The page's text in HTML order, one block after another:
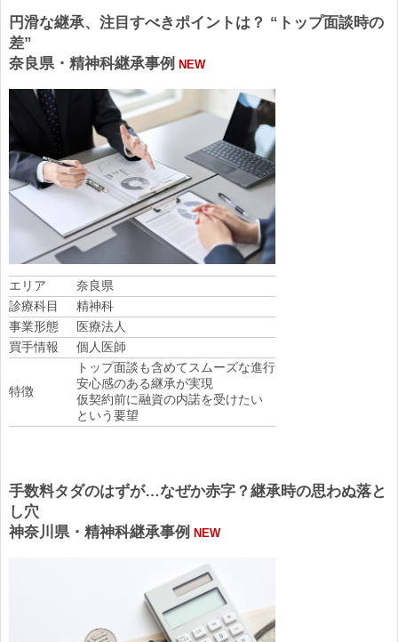
円滑な継承、注目すべきポイントは？ “トップ面談時の
差”
奈良県・精神科継承事例 NEW
エリア
奈良県
診療科目
精神科
事業形態
医療法人
買手情報
個人医師
特徴
トップ面談も含めてスムーズな進行
安心感のある継承が実現
仮契約前に融資の内諾を受けたい
という要望
手数料タダのはずが…なぜか赤字？継承時の思わぬ落と
し穴
神奈川県・精神科継承事例 NEW